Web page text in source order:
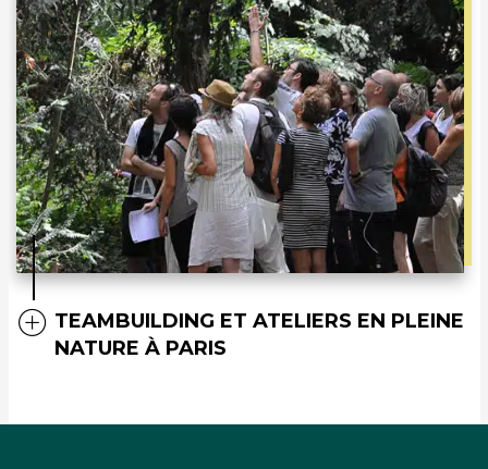
TEAMBUILDING ET ATELIERS EN PLEINE
NATURE À PARIS